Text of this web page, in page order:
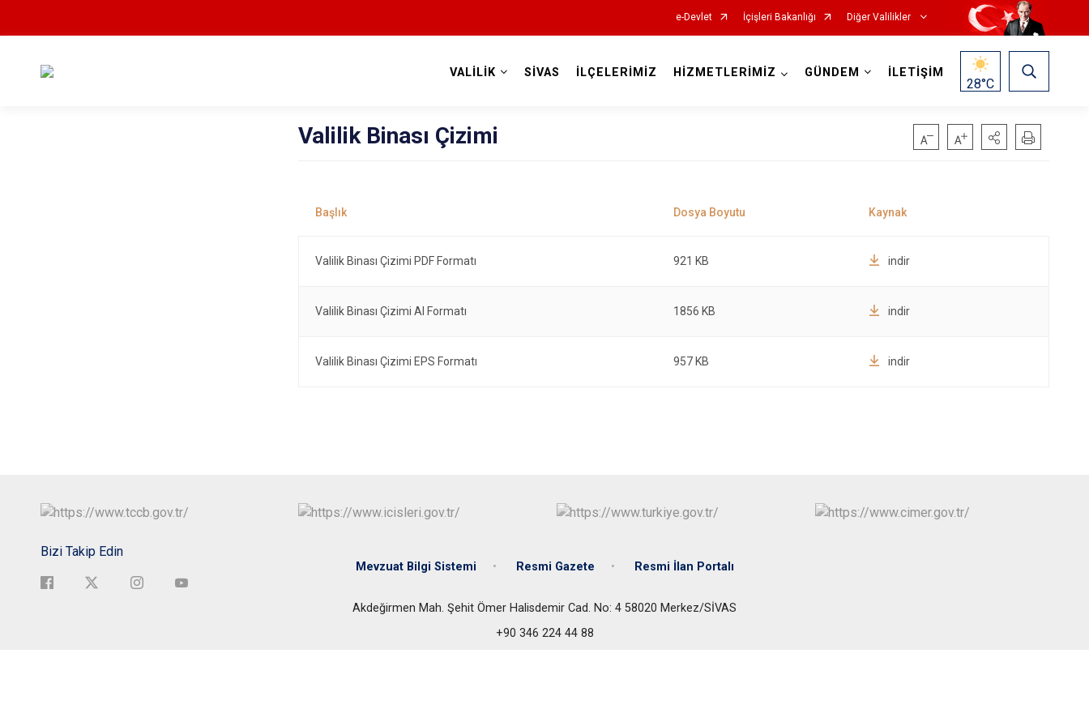
e-Devlet İçişleri Bakanlığı Diğer Valilikler
VALİLİK SİVAS İLÇELERİMİZ HİZMETLERİMİZ GÜNDEM İLETİŞİM
28°C
Valilik Binası Çizimi
Valilik Binası Çizimi PDF Formatı 921 KB indir
Valilik Binası Çizimi AI Formatı 1856 KB indir
Valilik Binası Çizimi EPS Formatı 957 KB indir
Bizi Takip Edin
Mevzuat Bilgi Sistemi Resmi Gazete Resmi İlan Portalı
Akdeğirmen Mah. Şehit Ömer Halisdemir Cad. No: 4 58020 Merkez/SİVAS
+90 346 224 44 88